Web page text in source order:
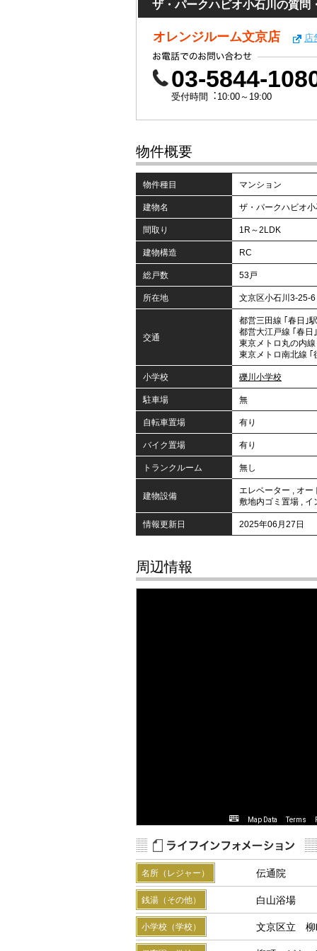
ザ・パークハビオ小石川の質問
オレンジルーム文京店 店
03-5844-
受付時間︓10:00～19:00
物件概要
物件種目 マンション
建物名 ザ・パークハビオ
間取り 1R～2LDK
建物構造 RC
総戸数 53戸
所在地 文京区小石川3-25-6
交通
都営三田線 ｢春日｣
都営大江戸線 ｢春日
東京メトロ丸の内
東京メトロ南北線 ｢
小学校 礫川小学校
駐車場 無
自転車置場 有り
バイク置場 有り
トランクルーム 無し
建物設備
エレベーター , オー
敷地内ゴミ置場 , イ
情報更新日 2025年06月27日
周辺情報
Map Data Terms
名所（レジャー） 伝通院
銭湯（その他） 白山浴場
小学校（学校） 文京区立 柳